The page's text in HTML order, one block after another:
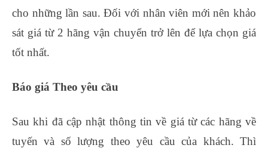
cho những lần sau. Đối với nhân viên mới nên khảo
sát giá từ 2 hãng vận chuyển trở lên để lựa chọn giá
tốt nhất.
Báo giá Theo yêu cầu
Sau khi đã cập nhật thông tin về giá từ các hãng về
tuyến và số lượng theo yêu cầu của khách. Thì